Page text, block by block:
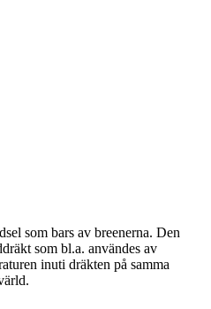
som bars av breenerna. Den
som bl.a. användes av
inuti dräkten på samma